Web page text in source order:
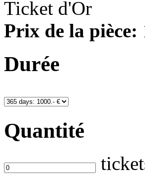
Ticket d'Or
Prix de la pièce:
Durée
Quantité